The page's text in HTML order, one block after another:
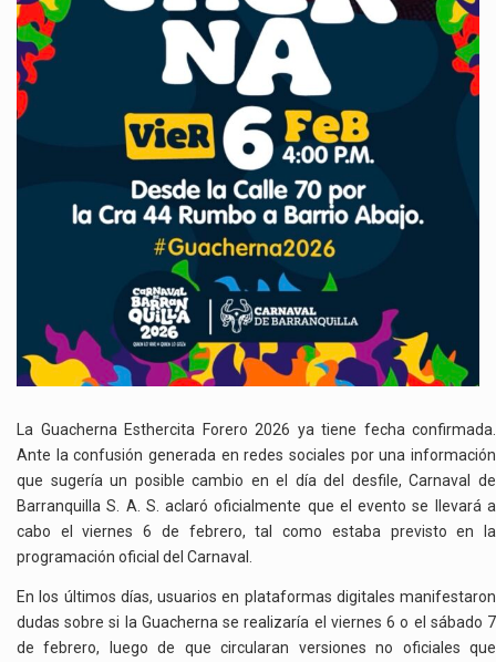
La Guacherna Esthercita Forero 2026 ya tiene fecha confirmada.
Ante la confusión generada en redes sociales por una información
que sugería un posible cambio en el día del desfile, Carnaval de
Barranquilla S. A. S. aclaró oficialmente que el evento se llevará a
cabo el viernes 6 de febrero, tal como estaba previsto en la
programación oficial del Carnaval.
En los últimos días, usuarios en plataformas digitales manifestaron
dudas sobre si la Guacherna se realizaría el viernes 6 o el sábado 7
de febrero, luego de que circularan versiones no oficiales que